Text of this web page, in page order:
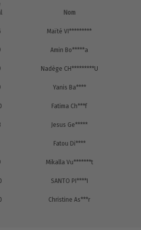
Nom
Maïté VI*********
Amin Bo*****a
Nadège CH*********U
Yanis Ba****
Fatima Ch***f
Jesus Ge*****
Fatou Di****
Mikalla Vu*******t
SANTO PI****I
Christine As***r